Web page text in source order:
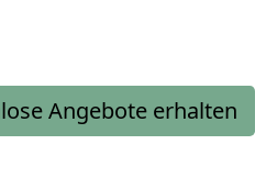
Angebote erhalten